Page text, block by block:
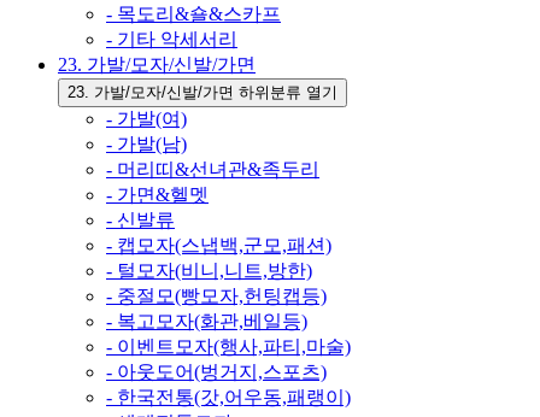
- 목도리&숄&스카프
- 기타 악세서리
23. 가발/모자/신발/가면
23. 가발/모자/신발/가면 하위분류 열기
- 가발(여)
- 가발(남)
- 머리띠&선녀관&족두리
- 가면&헬멧
- 신발류
- 캡모자(스냅백,군모,패션)
- 털모자(비니,니트,방한)
- 중절모(빵모자,헌팅캡등)
- 복고모자(화관,베일등)
- 이벤트모자(행사,파티,마술)
- 아웃도어(벙거지,스포츠)
- 한국전통(갓,어우동,패랭이)